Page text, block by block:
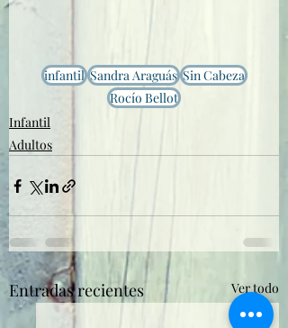
infantil Sandra Araguás Sin Cabeza
Rocío Bellot
Infantil
Adultos
Entradas recientes Ver todo